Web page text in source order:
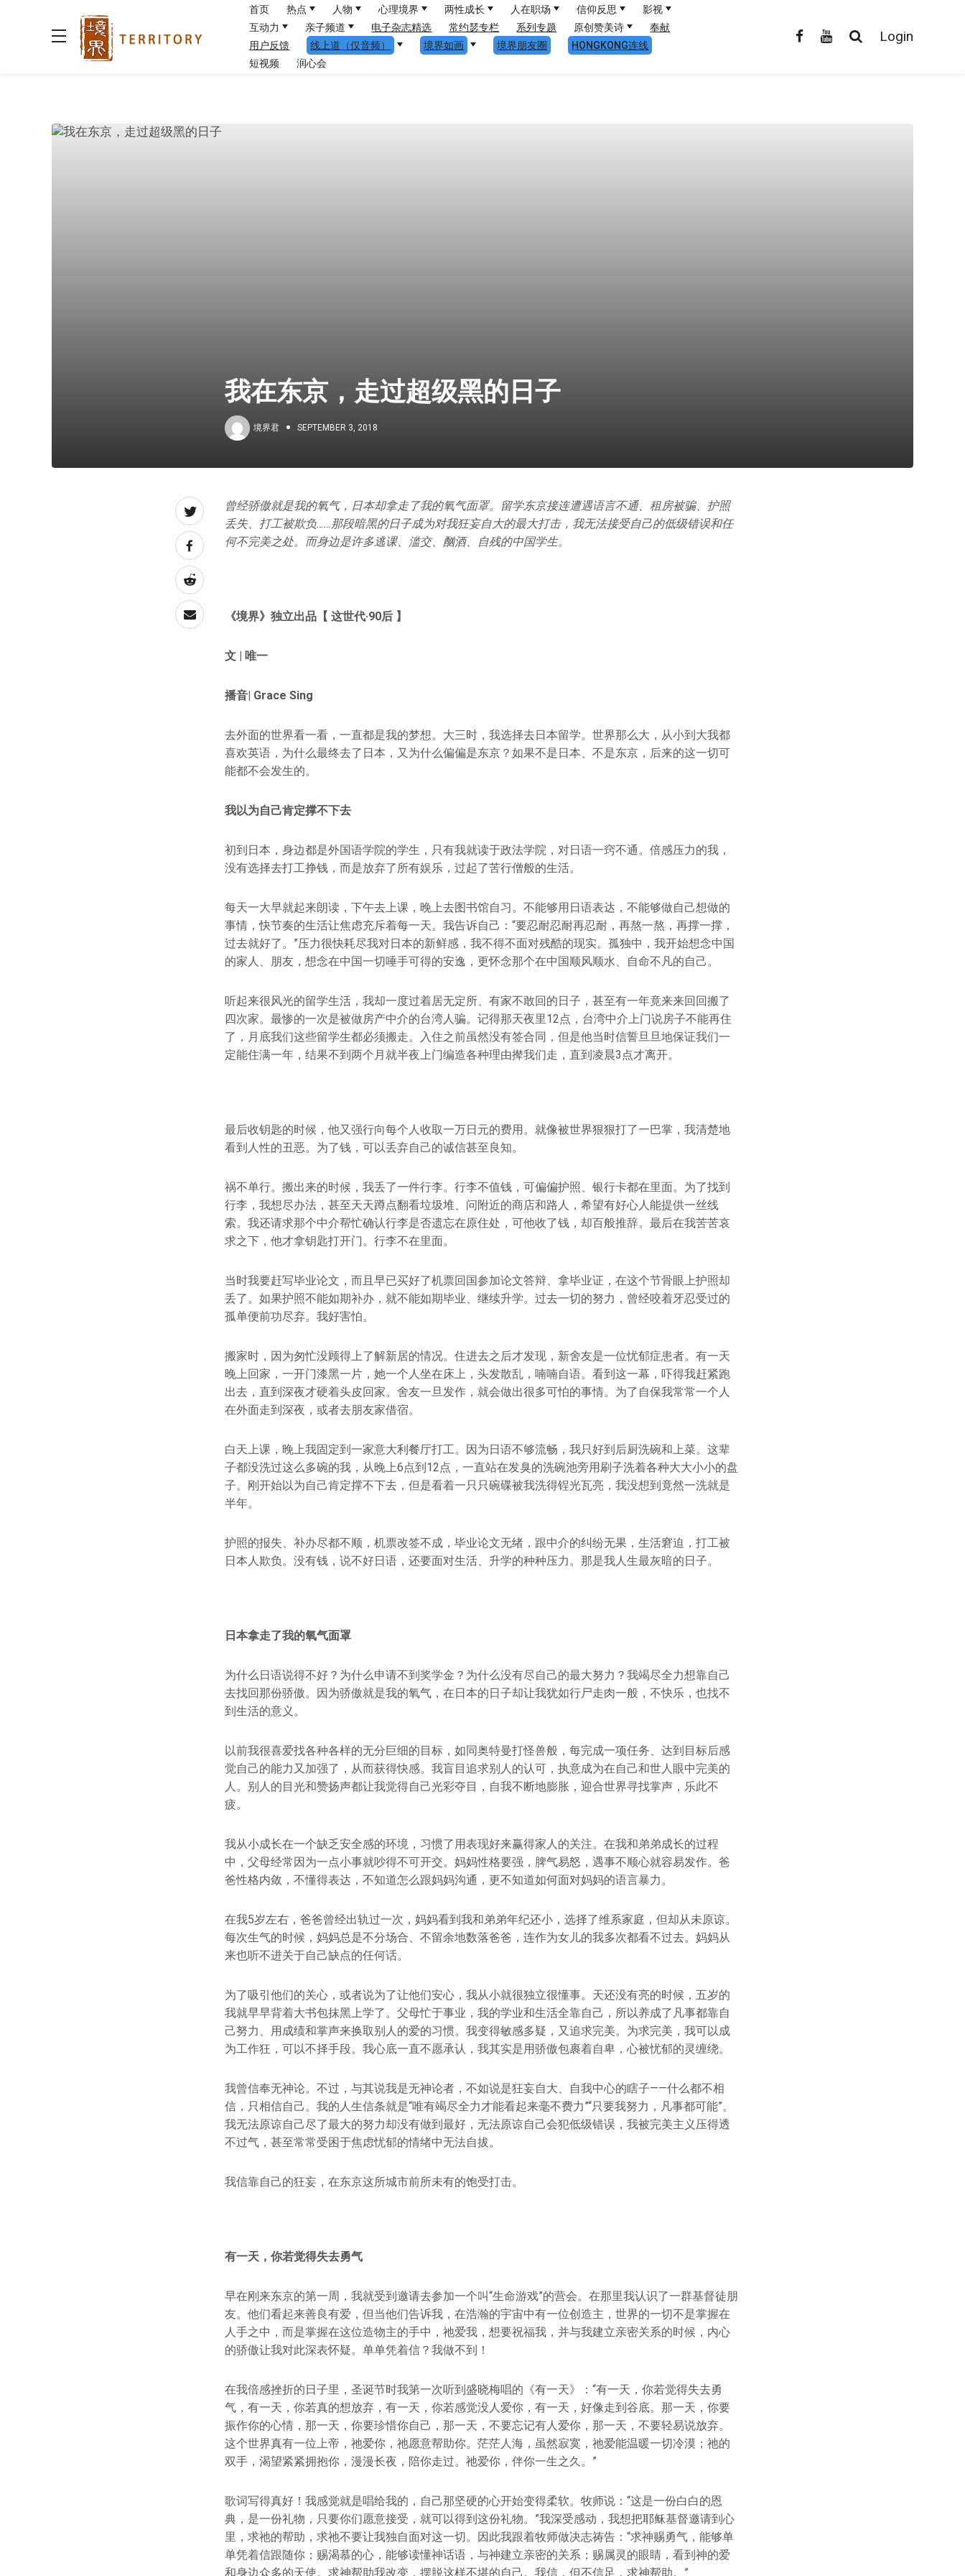
首页 热点 人物 心理境界 两性成长 人在职场 信仰反思
影视
互动力
亲子频道 电子杂志精选 常约瑟专栏 系列专题 原创赞美诗
奉献
用户反馈
线上道（仅音频） 境界如画 境界朋友圈
HONGKONG连线
短视频
润心会
Login
我在东京，走过超级黑的日子
境界君 SEPTEMBER 3, 2018
曾经骄傲就是我的氧气，日本却拿走了我的氧气面罩。留学东京接连遭遇语言不通、租房被骗、护照
丢失、打工被欺负……那段暗黑的日子成为对我狂妄自大的最大打击，我无法接受自己的低级错误和任
何不完美之处。而身边是许多逃课、滥交、酗酒、自残的中国学生。
《境界》 独立出品 【 这世代·90后 】
文 | 唯一
播音| Grace Sing
去外面的世界看一看，一直都是我的梦想。大三时，我选择去日本留学。世界那么大，从小到大我都
喜欢英语，为什么最终去了日本，又为什么偏偏是东京？如果不是日本、不是东京，后来的这一切可
能都不会发生的。
我以为自己肯定撑不下去
初到日本，身边都是外国语学院的学生，只有我就读于政法学院，对日语一窍不通。倍感压力的我，
没有选择去打工挣钱，而是放弃了所有娱乐，过起了苦行僧般的生活。
每天一大早就起来朗读，下午去上课，晚上去图书馆自习。不能够用日语表达，不能够做自己想做的
事情，快节奏的生活让焦虑充斥着每一天。我告诉自己：“要忍耐忍耐再忍耐，再熬一熬，再撑一撑，
过去就好了。”压力很快耗尽我对日本的新鲜感，我不得不面对残酷的现实。孤独中，我开始想念中国
的家人、朋友，想念在中国一切唾手可得的安逸，更怀念那个在中国顺风顺水、自命不凡的自己。
听起来很风光的留学生活，我却一度过着居无定所、有家不敢回的日子，甚至有一年竟来来回回搬了
四次家。最惨的一次是被做房产中介的台湾人骗。记得那天夜里12点，台湾中介上门说房子不能再住
了，月底我们这些留学生都必须搬走。入住之前虽然没有签合同，但是他当时信誓旦旦地保证我们一
定能住满一年，结果不到两个月就半夜上门编造各种理由撵我们走，直到凌晨3点才离开。
最后收钥匙的时候，他又强行向每个人收取一万日元的费用。就像被世界狠狠打了一巴掌，我清楚地
看到人性的丑恶。为了钱，可以丢弃自己的诚信甚至良知。
祸不单行。搬出来的时候，我丢了一件行李。行李不值钱，可偏偏护照、银行卡都在里面。为了找到
行李，我想尽办法，甚至天天蹲点翻看垃圾堆、问附近的商店和路人，希望有好心人能提供一丝线
索。我还请求那个中介帮忙确认行李是否遗忘在原住处，可他收了钱，却百般推辞。最后在我苦苦哀
求之下，他才拿钥匙打开门。行李不在里面。
当时我要赶写毕业论文，而且早已买好了机票回国参加论文答辩、拿毕业证，在这个节骨眼上护照却
丢了。如果护照不能如期补办，就不能如期毕业、继续升学。过去一切的努力，曾经咬着牙忍受过的
孤单便前功尽弃。我好害怕。
搬家时，因为匆忙没顾得上了解新居的情况。住进去之后才发现，新舍友是一位忧郁症患者。有一天
晚上回家，一开门漆黑一片，她一个人坐在床上，头发散乱，喃喃自语。看到这一幕，吓得我赶紧跑
出去，直到深夜才硬着头皮回家。舍友一旦发作，就会做出很多可怕的事情。为了自保我常常一个人
在外面走到深夜，或者去朋友家借宿。
白天上课，晚上我固定到一家意大利餐厅打工。因为日语不够流畅，我只好到后厨洗碗和上菜。这辈
子都没洗过这么多碗的我，从晚上6点到12点，一直站在发臭的洗碗池旁用刷子洗着各种大大小小的盘
子。刚开始以为自己肯定撑不下去，但是看着一只只碗碟被我洗得锃光瓦亮，我没想到竟然一洗就是
半年。
护照的报失、补办尽都不顺，机票改签不成，毕业论文无绪，跟中介的纠纷无果，生活窘迫，打工被
日本人欺负。没有钱，说不好日语，还要面对生活、升学的种种压力。那是我人生最灰暗的日子。
日本拿走了我的氧气面罩
为什么日语说得不好？为什么申请不到奖学金？为什么没有尽自己的最大努力？我竭尽全力想靠自己
去找回那份骄傲。因为骄傲就是我的氧气，在日本的日子却让我犹如行尸走肉一般，不快乐，也找不
到生活的意义。
以前我很喜爱找各种各样的无分巨细的目标，如同奥特曼打怪兽般，每完成一项任务、达到目标后感
觉自己的能力又加强了，从而获得快感。我盲目追求别人的认可，执意成为在自己和世人眼中完美的
人。别人的目光和赞扬声都让我觉得自己光彩夺目，自我不断地膨胀，迎合世界寻找掌声，乐此不
疲。
我从小成长在一个缺乏安全感的环境，习惯了用表现好来赢得家人的关注。在我和弟弟成长的过程
中，父母经常因为一点小事就吵得不可开交。妈妈性格要强，脾气易怒，遇事不顺心就容易发作。爸
爸性格内敛，不懂得表达，不知道怎么跟妈妈沟通，更不知道如何面对妈妈的语言暴力。
在我5岁左右，爸爸曾经出轨过一次，妈妈看到我和弟弟年纪还小，选择了维系家庭，但却从未原谅。
每次生气的时候，妈妈总是不分场合、不留余地数落爸爸，连作为女儿的我多次都看不过去。妈妈从
来也听不进关于自己缺点的任何话。
为了吸引他们的关心，或者说为了让他们安心，我从小就很独立很懂事。天还没有亮的时候，五岁的
我就早早背着大书包抹黑上学了。父母忙于事业，我的学业和生活全靠自己，所以养成了凡事都靠自
己努力、用成绩和掌声来换取别人的爱的习惯。我变得敏感多疑，又追求完美。为求完美，我可以成
为工作狂，可以不择手段。我心底一直不愿承认，我其实是用骄傲包裹着自卑，心被忧郁的灵缠绕。
我曾信奉无神论。不过，与其说我是无神论者，不如说是狂妄自大、自我中心的瞎子——什么都不相
信，只相信自己。我的人生信条就是“唯有竭尽全力才能看起来毫不费力”“只要我努力，凡事都可能”。
我无法原谅自己尽了最大的努力却没有做到最好，无法原谅自己会犯低级错误，我被完美主义压得透
不过气，甚至常常受困于焦虑忧郁的情绪中无法自拔。
我信靠自己的狂妄，在东京这所城市前所未有的饱受打击。
有一天，你若觉得失去勇气
早在刚来东京的第一周，我就受到邀请去参加一个叫“生命游戏”的营会。在那里我认识了一群基督徒朋
友。他们看起来善良有爱，但当他们告诉我，在浩瀚的宇宙中有一位创造主，世界的一切不是掌握在
人手之中，而是掌握在这位造物主的手中，祂爱我，想要祝福我，并与我建立亲密关系的时候，内心
的骄傲让我对此深表怀疑。单单凭着信？我做不到！
在我倍感挫折的日子里，圣诞节时我第一次听到盛晓梅唱的《有一天》：“有一天，你若觉得失去勇
气，有一天，你若真的想放弃，有一天，你若感觉没人爱你，有一天，好像走到谷底。那一天，你要
振作你的心情，那一天，你要珍惜你自己，那一天，不要忘记有人爱你，那一天，不要轻易说放弃。
这个世界真有一位上帝，祂爱你，祂愿意帮助你。茫茫人海，虽然寂寞，祂爱能温暖一切冷漠；祂的
双手，渴望紧紧拥抱你，漫漫长夜，陪你走过。祂爱你，伴你一生之久。”
歌词写得真好！我感觉就是唱给我的，自己那坚硬的心开始变得柔软。牧师说：“这是一份白白的恩
典，是一份礼物，只要你们愿意接受，就可以得到这份礼物。”我深受感动，我想把耶稣基督邀请到心
里，求祂的帮助，求祂不要让我独自面对这一切。因此我跟着牧师做决志祷告：“求神赐勇气，能够单
单凭着信跟随你；赐渴慕的心，能够读懂神话语，与神建立亲密的关系；赐属灵的眼睛，看到神的爱
和身边众多的天使。求神帮助我改变，摆脱这样不堪的自己。我信，但不信足，求神帮助。”